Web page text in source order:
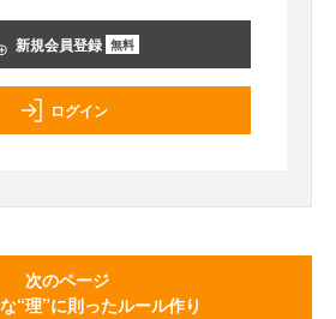
新規会員登録 無料
ログイン
次のページ
“理”に則ったルール作り